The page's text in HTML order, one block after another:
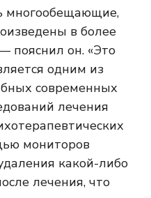
многообещающие,
в более
пояснил он. «Это
одним из
современных
лечения
мониторов
какой-либо
лечения, что